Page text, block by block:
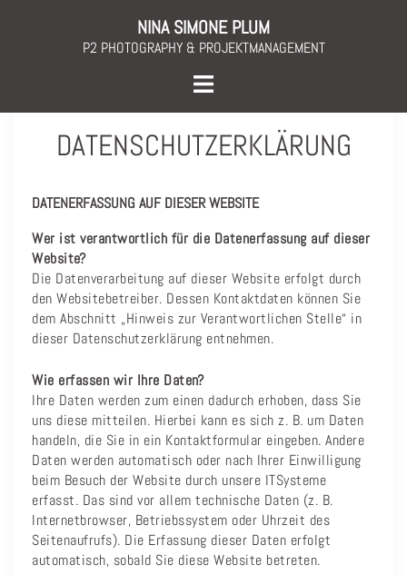
NINA SIMONE PLUM
P2 PHOTOGRAPHY & PROJEKTMANAGEMENT
Toggle
menu
DATENSCHUTZERKLÄRUNG
DATENERFASSUNG AUF DIESER WEBSITE
Wer ist verantwortlich für die Datenerfassung auf dieser
Website?
Die Datenverarbeitung auf dieser Website erfolgt durch
den Websitebetreiber. Dessen Kontaktdaten können Sie
dem Abschnitt „Hinweis zur Verantwortlichen Stelle“ in
dieser Datenschutzerklärung entnehmen.
Wie erfassen wir Ihre Daten?
Ihre Daten werden zum einen dadurch erhoben, dass Sie
uns diese mitteilen. Hierbei kann es sich z. B. um Daten
handeln, die Sie in ein Kontaktformular eingeben. Andere
Daten werden automatisch oder nach Ihrer Einwilligung
beim Besuch der Website durch unsere ITSysteme
erfasst. Das sind vor allem technische Daten (z. B.
Internetbrowser, Betriebssystem oder Uhrzeit des
Seitenaufrufs). Die Erfassung dieser Daten erfolgt
automatisch, sobald Sie diese Website betreten.